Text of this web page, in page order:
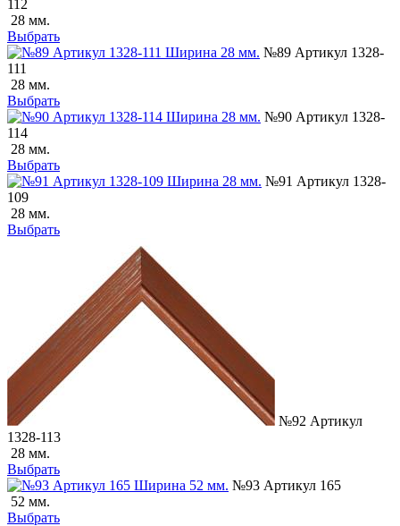
112
28 мм.
Выбрать
№89 Артикул 1328-
111
28 мм.
Выбрать
№90 Артикул 1328-
114
28 мм.
Выбрать
№91 Артикул 1328-
109
28 мм.
Выбрать
№92 Артикул
1328-113
28 мм.
Выбрать
№93 Артикул 165
52 мм.
Выбрать